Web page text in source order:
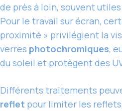
de près à loin, souvent
Pour le travail sur écran,
proximité » privilégient la
verres photochromiques,
du soleil et protègent des
Différents traitements
reflet pour limiter les reflets,